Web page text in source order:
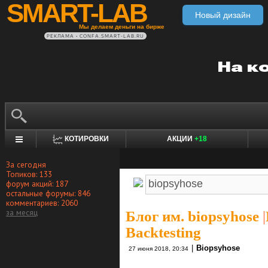
SMART-LAB
Мы делаем деньги на бирже
Новый дизайн
РЕКЛАМА • CONFA.SMART-LAB.RU
КОТИРОВКИ АКЦИИ +18
За сегодня
Топиков: 133
форум акций: 187
остальные форумы: 846
комментариев: 2060
за месяц
Блог им. biopsyhose |
Backtesting
27 июня 2018, 20:34 Biopsyhose